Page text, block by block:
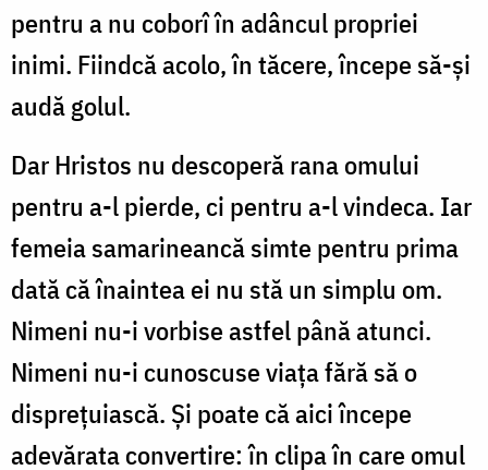
pentru a nu coborî în adâncul propriei
inimi. Fiindcă acolo, în tăcere, începe să-și
audă golul.
Dar Hristos nu descoperă rana omului
pentru a-l pierde, ci pentru a-l vindeca. Iar
femeia samarineancă simte pentru prima
dată că înaintea ei nu stă un simplu om.
Nimeni nu-i vorbise astfel până atunci.
Nimeni nu-i cunoscuse viața fără să o
disprețuiască. Și poate că aici începe
adevărata convertire: în clipa în care omul